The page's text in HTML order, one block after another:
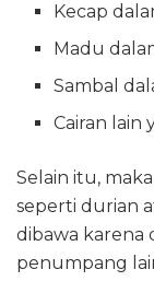
Kecap
Madu
Sambal
Cairan lain
Selain itu,
seperti durian
dibawa karena
penumpang